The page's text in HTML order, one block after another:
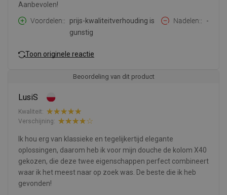
Aanbevolen!
Voordelen:
prijs-kwaliteitverhouding is
gunstig
Nadelen: -
Toon originele reactie
Beoordeling van dit product
LusiS
Kwaliteit:
Verschijning:
Ik hou erg van klassieke en tegelijkertijd elegante
oplossingen, daarom heb ik voor mijn douche de kolom X40
gekozen, die deze twee eigenschappen perfect combineert
waar ik het meest naar op zoek was. De beste die ik heb
gevonden!